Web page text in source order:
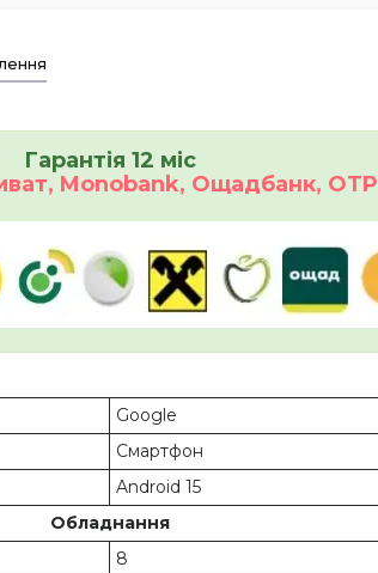
Гарантія 12 міс
Monobank, Ощадбанк, OTP
Google
Смартфон
Android 15
Обладнання
8